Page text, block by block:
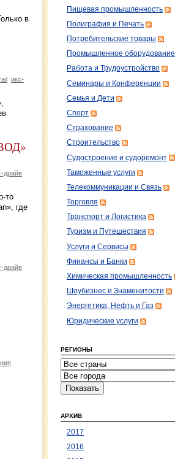
в
икс-
драйв
то
где
драйв
Пищевая промышленность
Полиграфия и Печать
Потребительские товары
Промышленное оборудование
Работа и Трудоустройство
Семинары и Конференции
Семья и Дети
Спорт
Страхование
Строительство
Судостроение и судоремонт
Таможенные услуги
Телекоммуникации и Связь
Торговля
Транспорт и Логистика
Туризм и Путешествия
Услуги и Сервисы
Финансы и Банки
Химическая промышленность
Шоубизнес и Знаменитости
Энергетика, Нефть и Газ
Юридические услуги
РЕГИОНЫ
АРХИВ
2017
2016